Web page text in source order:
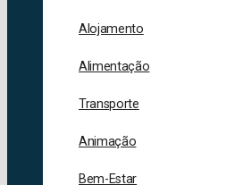
Alojamento
Alimentação
Transporte
Animação
Bem-Estar